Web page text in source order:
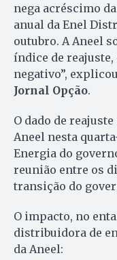
nega acréscimo
anual da Enel
outubro. A Aneel
índice de
negativo”,
Jornal Opção.
O dado de
Aneel nesta
Energia do
reunião entre os
transição do
O impacto, no
distribuidora de
da Aneel: